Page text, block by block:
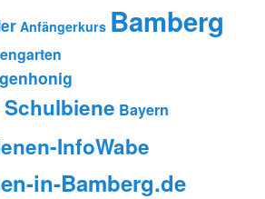
Anfängerkurs Bamberg
Bayern
InfoWabe
in-Bamberg.de